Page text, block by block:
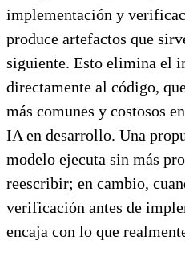
implementación y
produce artefactos que
siguiente. Esto elimina el
directamente al código,
más comunes y costosos
IA en desarrollo. Una
modelo ejecuta sin más
reescribir; en cambio,
verificación antes de
encaja con lo que